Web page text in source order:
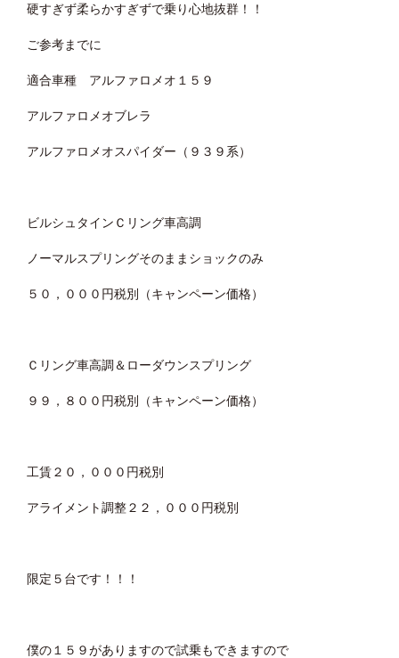
硬すぎず柔らかすぎずで乗り心地抜群！！
ご参考までに
適合車種 アルファロメオ１５９
アルファロメオブレラ
アルファロメオスパイダー（９３９系）
ビルシュタインＣリング車高調
ノーマルスプリングそのままショックのみ
５０，０００円税別（キャンペーン価格）
Ｃリング車高調＆ローダウンスプリング
９９，８００円税別（キャンペーン価格）
工賃２０，０００円税別
アライメント調整２２，０００円税別
限定５台です！！！
僕の１５９がありますので試乗もできますので